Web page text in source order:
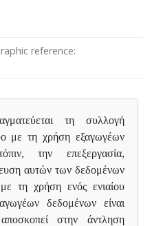
reference
τη συλλογή
με τη χρήση εξαγωγέων
την επεξεργασία,
αυτών των δεδομένων
τη χρήση ενός ενιαίου
δεδομένων είναι
στην άντληση